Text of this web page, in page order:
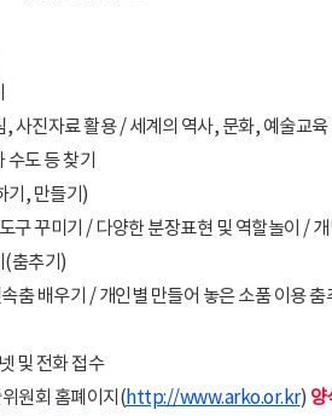
, 사진자료 활용 / 세계의 역사, 문화, 예술교
수도 등 찾기
기, 만들기)
구 꾸미기 / 다양한 분장표현 및 역할놀이 /
(춤추기)
춤 배우기 / 개인별 만들어 놓은 소품 이용 춤
및 전화 접수
원회 홈폐이지(http://www.arko.or.kr) 양